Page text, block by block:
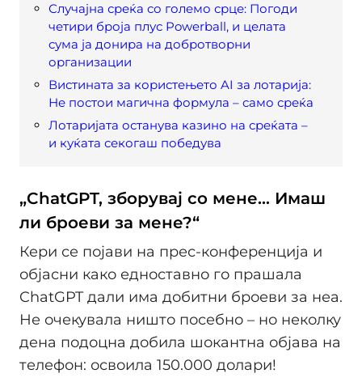
Случајна среќа со големо срце: Погоди
четири броја плус Powerball, и целата
сума ја донира на добротворни
организации
Вистината за користењето AI за лотарија:
Не постои магична формула – само среќа
Лотаријата останува казино на среќата –
и куќата секогаш победува
„ChatGPT, зборувај со мене… Имаш
ли броеви за мене?“
Кери се појави на прес-конференција и
објасни како едноставно го прашала
ChatGPT дали има добитни броеви за неа.
Не очекувала ништо посебно – но неколку
дена подоцна добила шокантна објава на
телефон: освоила 150.000 долари!